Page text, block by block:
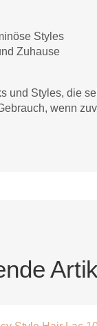
Styles
Zuhause
und Styles, die
wenn